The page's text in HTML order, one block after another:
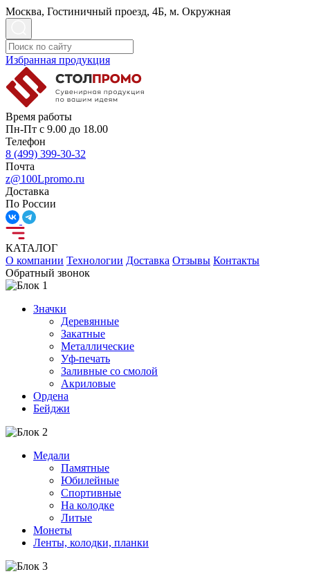
Москва, Гостиничный проезд, 4Б, м. Окружная
Избранная продукция
Время работы
Пн-Пт с 9.00 до 18.00
Телефон
8 (499) 399-30-32
Почта
z@100Lpromo.ru
Доставка
По России
КАТАЛОГ
О компании Технологии Доставка Отзывы Контакты
Обратный звонок
Значки
Деревянные
Закатные
Металлические
Уф-печать
Заливные со смолой
Акриловые
Ордена
Бейджи
Медали
Памятные
Юбилейные
Спортивные
На колодке
Литые
Монеты
Ленты, колодки, планки